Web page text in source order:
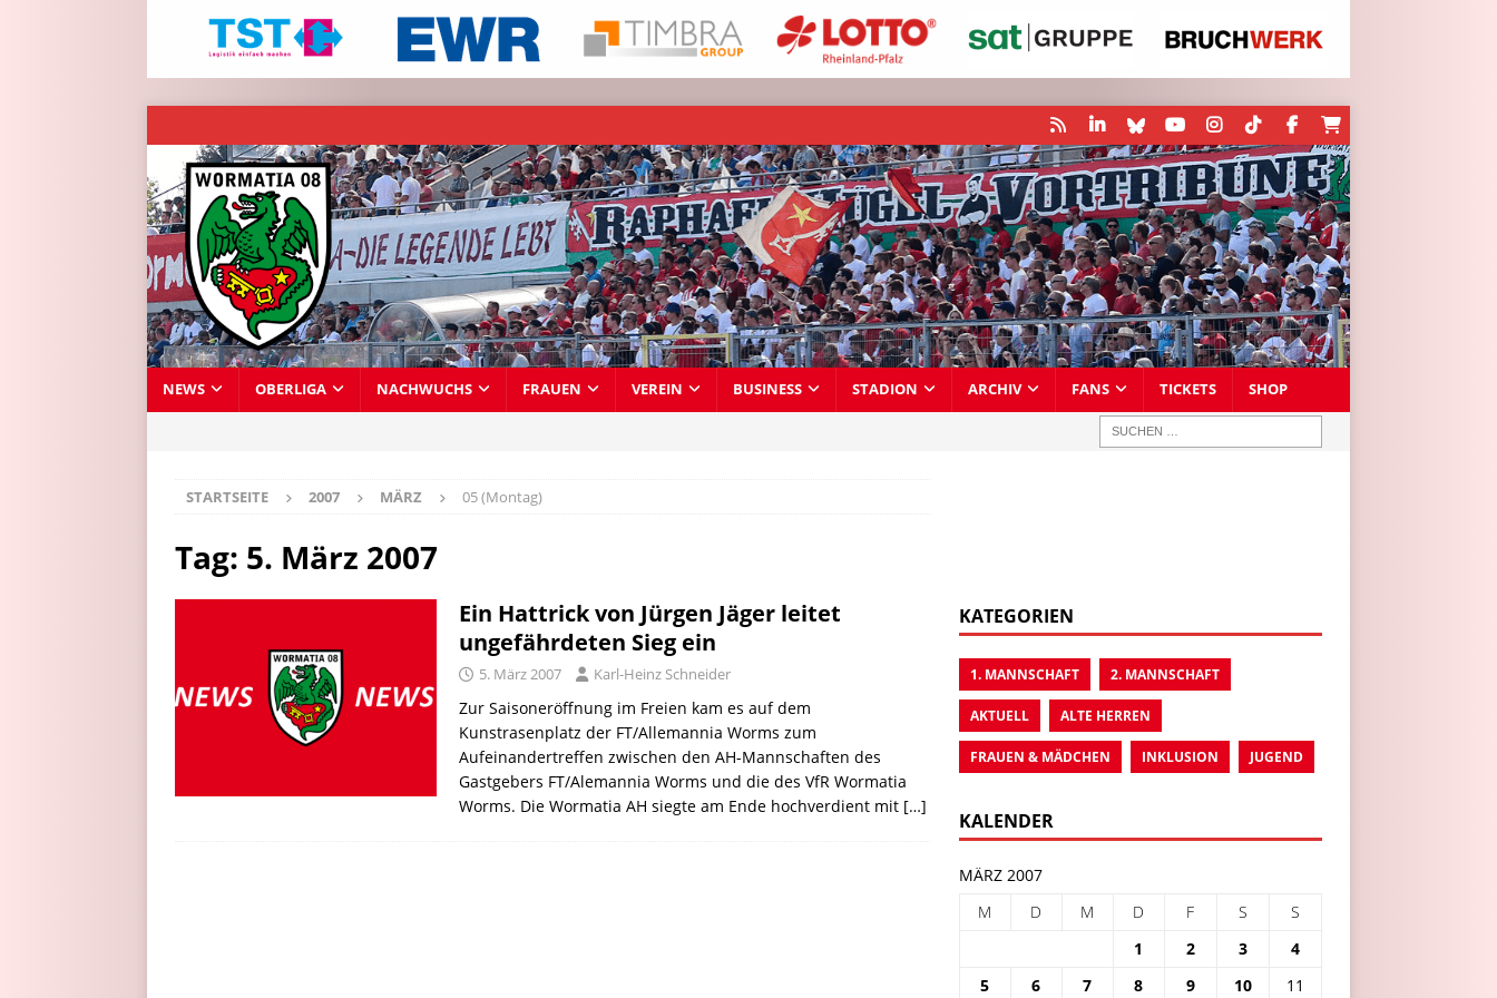
NEWS OBERLIGA NACHWUCHS FRAUEN VEREIN BUSINESS STADION ARCHIV FANS TICKETS SHOP
STARTSEITE 2007 MÄRZ 05 (Montag)
Tag: 5. März 2007
Ein Hattrick von Jürgen Jäger leitet
ungefährdeten Sieg ein
5. März 2007 Karl-Heinz Schneider
Zur Saisoneröffnung im Freien kam es auf dem
Kunstrasenplatz der FT/Allemannia Worms zum
Aufeinandertreffen zwischen den AH-Mannschaften des
Gastgebers FT/Alemannia Worms und die des VfR Wormatia
Worms. Die Wormatia AH siegte am Ende hochverdient mit […]
KATEGORIEN
1. MANNSCHAFT 2. MANNSCHAFT
AKTUELL ALTE HERREN
FRAUEN & MÄDCHEN INKLUSION JUGEND
KALENDER
MÄRZ 2007
M
D M D F S
S
1
2 3
4
5
6 7 8 9 10 11